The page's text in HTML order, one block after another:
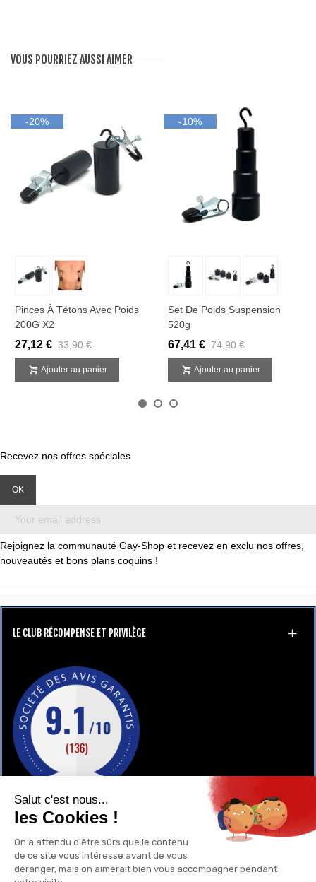
VOUS POURRIEZ AUSSI AIMER
-20%
Pinces À Tétons Avec Poids
200G X2
27,12 € 33,90 €
Ajouter au panier
-10%
Set De Poids Suspension
520g
67,41 € 74,90 €
Ajouter au panier
Recevez nos offres spéciales
Rejoignez la communauté Gay-Shop et recevez en exclu nos offres,
nouveautés et bons plans coquins !
LE CLUB RÉCOMPENSE ET PRIVILÈGE